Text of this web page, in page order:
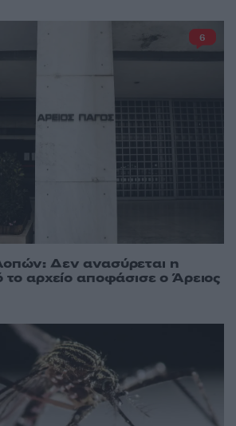
Δεν ανασύρεται η
το αρχείο αποφάσισε ο Άρειος
6